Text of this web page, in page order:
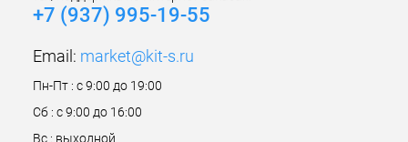
+7 (937) 995-19-55
Email: market@kit-s.ru
Пн-Пт : с 9:00 до 19:00
Сб : с 9:00 до 16:00
Вс : выходной